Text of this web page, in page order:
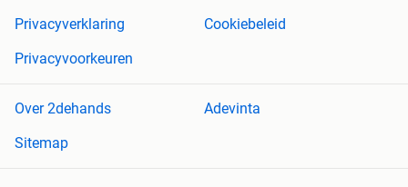
Privacyverklaring
Cookiebeleid
Privacyvoorkeuren
Over 2dehands
Adevinta
Sitemap